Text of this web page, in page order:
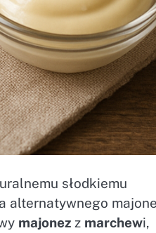
słodkiemu
alternatywnego
majonez z marchewi,